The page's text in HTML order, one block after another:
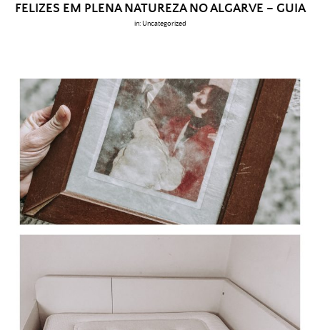
FELIZES EM PLENA NATUREZA NO ALGARVE – GUIA
in: Uncategorized